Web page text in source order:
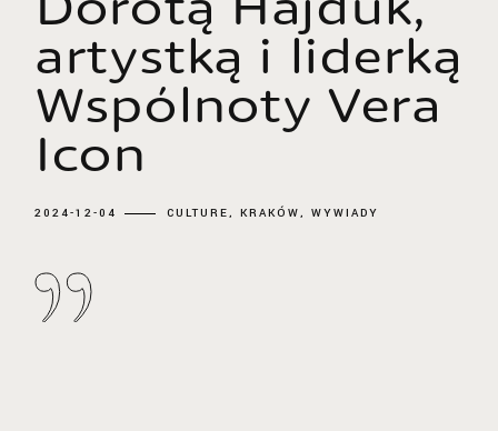
artystką i liderką
Wspólnoty Vera
Icon
2024-12-04 CULTURE KRAKÓW WYWIADY